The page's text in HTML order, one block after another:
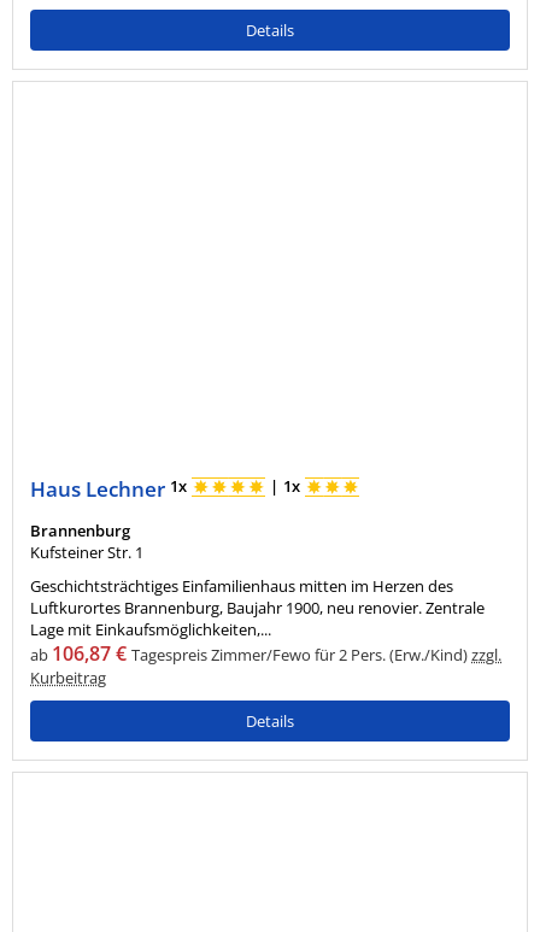
Details
Haus Lechner 1x | 1x
Brannenburg
Kufsteiner Str. 1
Geschichtsträchtiges Einfamilienhaus mitten im Herzen des
Luftkurortes Brannenburg, Baujahr 1900, neu renovier. Zentrale
Lage mit Einkaufsmöglichkeiten,...
ab 106,87 € Tagespreis Zimmer/Fewo für 2 Pers. (Erw./Kind)zzgl.
Kurbeitrag
Details